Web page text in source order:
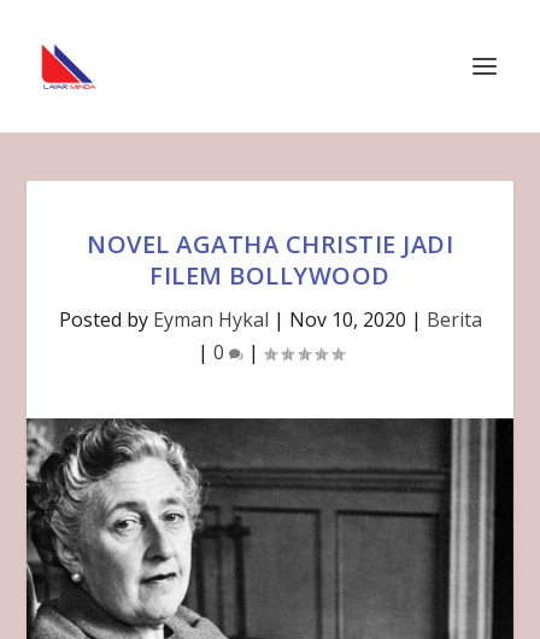
NOVEL AGATHA CHRISTIE JADI
FILEM BOLLYWOOD
Posted by Eyman Hykal | Nov 10, 2020 | Berita
| 0 |